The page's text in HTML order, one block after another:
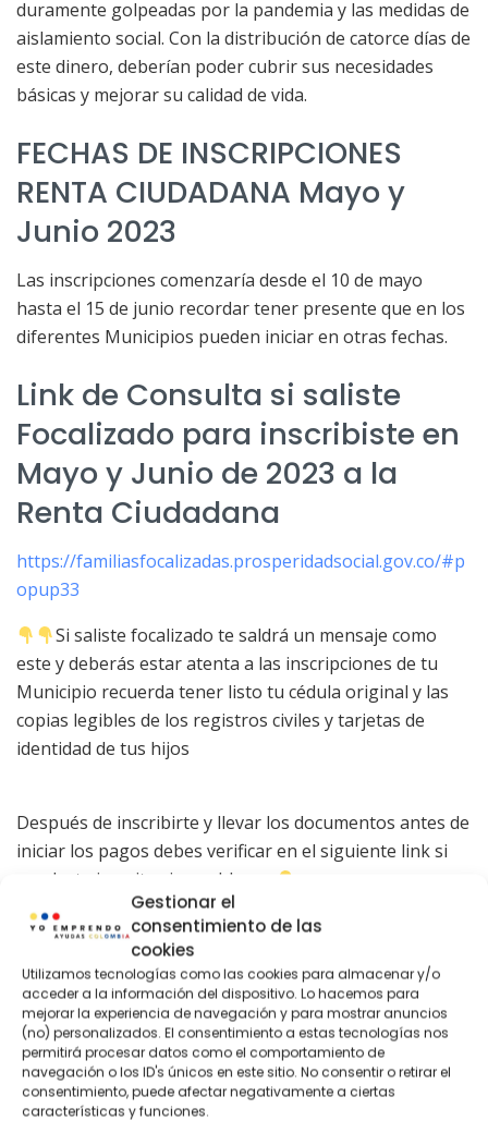
Gestionar el
consentimiento de las
cookies
Utilizamos tecnologías como las cookies para almacenar y/o
acceder a la información del dispositivo. Lo hacemos para
mejorar la experiencia de navegación y para mostrar anuncios
(no) personalizados. El consentimiento a estas tecnologías nos
permitirá procesar datos como el comportamiento de
navegación o los ID's únicos en este sitio. No consentir o retirar el
consentimiento, puede afectar negativamente a ciertas
características y funciones.
duramente golpeadas por la pandemia y las medidas de
aislamiento social. Con la distribución de catorce días de
este dinero, deberían poder cubrir sus necesidades
básicas y mejorar su calidad de vida.
FECHAS DE INSCRIPCIONES
RENTA CIUDADANA Mayo y
Junio 2023
Las inscripciones comenzaría desde el 10 de mayo
hasta el 15 de junio recordar tener presente que en los
diferentes Municipios pueden iniciar en otras fechas.
Link de Consulta si saliste
Focalizado para inscribiste en
Mayo y Junio de 2023 a la
Renta Ciudadana
https://familiasfocalizadas.prosperidadsocial.gov.co/#p
opup33
Si saliste focalizado te saldrá un mensaje como
este y deberás estar atenta a las inscripciones de tu
Municipio recuerda tener listo tu cédula original y las
copias legibles de los registros civiles y tarjetas de
identidad de tus hijos
Después de inscribirte y llevar los documentos antes de
iniciar los pagos debes verificar en el siguiente link si
quedaste inscrita sin problemas
Consulte este LInk y verifique
si esta inscrito en el Programa
Renta Ciudadana 2023
https://rentaciudadana.prosperidadsocial.gov.co/Familia
sInscritas.html